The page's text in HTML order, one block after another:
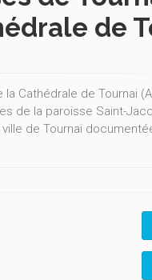
de
Cathédrale de Tournai
de la paroisse Saint-
de Tournai